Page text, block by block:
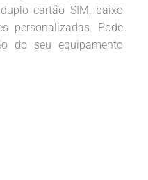
cartão SIM, baixo
personalizadas. Pode
do seu equipamento